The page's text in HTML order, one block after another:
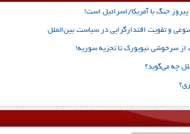
و تقویت اقتدارگرایی در سیاست بین‌الملل
سرخوشی نیویورک تا تجزیه سوریه!
چه می‌گوید؟